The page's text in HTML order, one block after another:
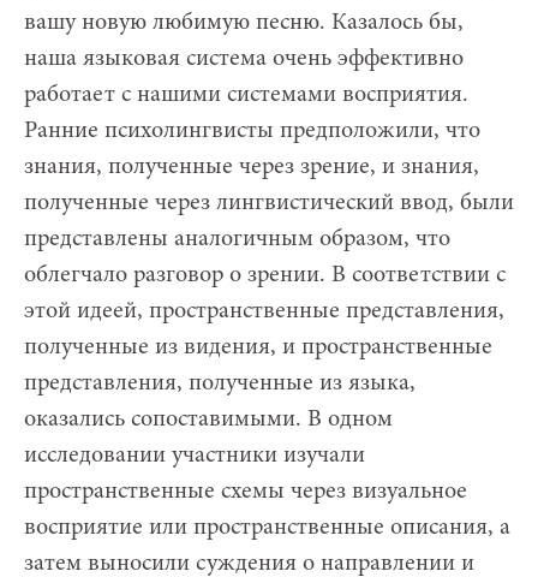
вашу новую любимую песню. Казалось бы,
наша языковая система очень эффективно
работает с нашими системами восприятия.
Ранние психолингвисты предположили, что
знания, полученные через зрение, и знания,
полученные через лингвистический ввод, были
представлены аналогичным образом, что
облегчало разговор о зрении. В соответствии с
этой идеей, пространственные представления,
полученные из видения, и пространственные
представления, полученные из языка,
оказались сопоставимыми. В одном
исследовании участники изучали
пространственные схемы через визуальное
восприятие или пространственные описания, а
затем выносили суждения о направлении и